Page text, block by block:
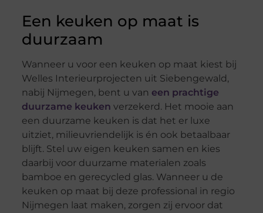
Een keuken op maat is
duurzaam
Wanneer u voor een keuken op maat kiest bij
Welles Interieurprojecten uit Siebengewald,
nabij Nijmegen, bent u van een prachtige
duurzame keuken verzekerd. Het mooie aan
een duurzame keuken is dat het er luxe
uitziet, milieuvriendelijk is én ook betaalbaar
blijft. Stel uw eigen keuken samen en kies
daarbij voor duurzame materialen zoals
bamboe en gerecycled glas. Wanneer u de
keuken op maat bij deze professional in regio
Nijmegen laat maken, zorgen zij ervoor dat